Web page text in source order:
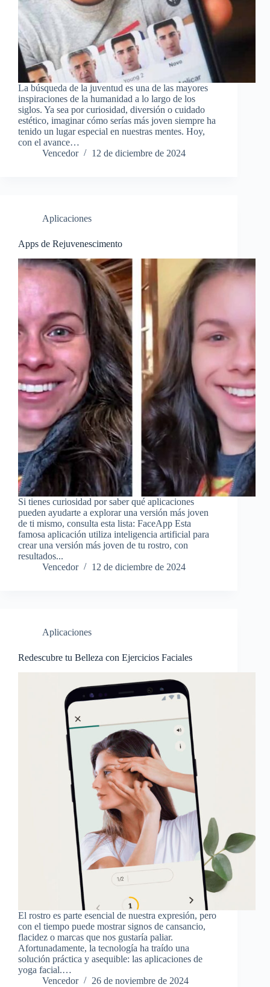
La búsqueda de la juventud es una de las mayores
inspiraciones de la humanidad a lo largo de los
siglos. Ya sea por curiosidad, diversión o cuidado
estético, imaginar cómo serías más joven siempre ha
tenido un lugar especial en nuestras mentes. Hoy,
con el avance…
Vencedor
12 de diciembre de 2024
Aplicaciones
Apps de Rejuvenescimento
Si tienes curiosidad por saber qué aplicaciones
pueden ayudarte a explorar una versión más joven
de ti mismo, consulta esta lista: FaceApp Esta
famosa aplicación utiliza inteligencia artificial para
crear una versión más joven de tu rostro, con
resultados...
Vencedor
12 de diciembre de 2024
Aplicaciones
Redescubre tu Belleza con Ejercicios Faciales
El rostro es parte esencial de nuestra expresión, pero
con el tiempo puede mostrar signos de cansancio,
flacidez o marcas que nos gustaría paliar.
Afortunadamente, la tecnología ha traído una
solución práctica y asequible: las aplicaciones de
yoga facial.…
Vencedor
26 de noviembre de 2024